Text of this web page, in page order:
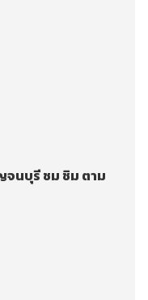
จนบุรี ชม ชิม ตาม